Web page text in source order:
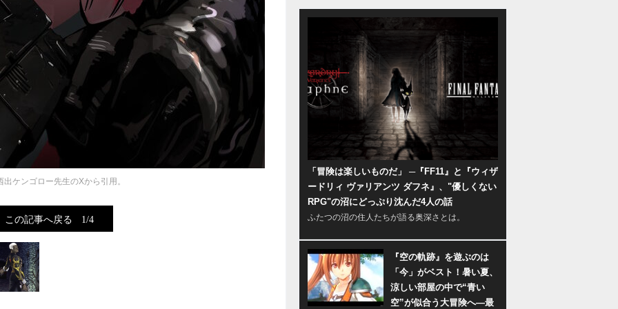
ケンゴロー先生のXから引用。
この記事へ戻る 1/4
「冒険は楽しいものだ」 ─『FF11』と『ウィザ
ードリィ ヴァリアンツ ダフネ』、"優しくない
RPG"の沼にどっぷり沈んだ4人の話
ふたつの沼の住人たちが語る奥深さとは。
『空の軌跡』を遊ぶのは
「今」がベスト！暑い夏、
涼しい部屋の中で“青い
空”が似合う大冒険へ―最